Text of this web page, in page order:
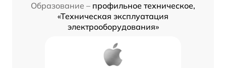
Образование – профильное техническое,
«Техническая эксплуатация
электрооборудования»